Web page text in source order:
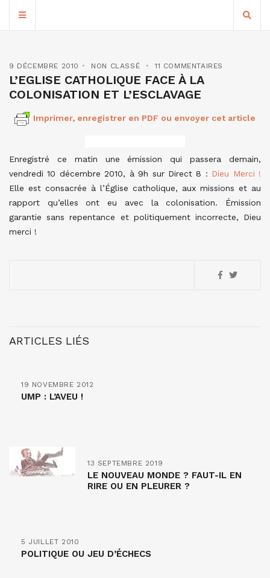
9 DÉCEMBRE 2010 NON CLASSÉ 11 COMMENTAIRES
L’EGLISE CATHOLIQUE FACE À LA
COLONISATION ET L’ESCLAVAGE
Imprimer, enregistrer en PDF ou envoyer cet article
Enregistré ce matin une émission qui passera demain,
vendredi 10 décembre 2010, à 9h sur Direct 8 : Dieu Merci !
Elle est consacrée à l’Église catholique, aux missions et au
rapport qu’elles ont eu avec la colonisation. Émission
garantie sans repentance et politiquement incorrecte, Dieu
merci !
ARTICLES LIÉS
19 NOVEMBRE 2012
UMP : L’AVEU !
13 SEPTEMBRE 2019
LE NOUVEAU MONDE ? FAUT-IL EN
RIRE OU EN PLEURER ?
5 JUILLET 2010
POLITIQUE OU JEU D’ÉCHECS